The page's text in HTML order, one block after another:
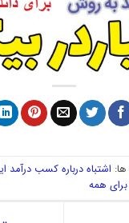
اشتباه درباره کسب درآمد
همه